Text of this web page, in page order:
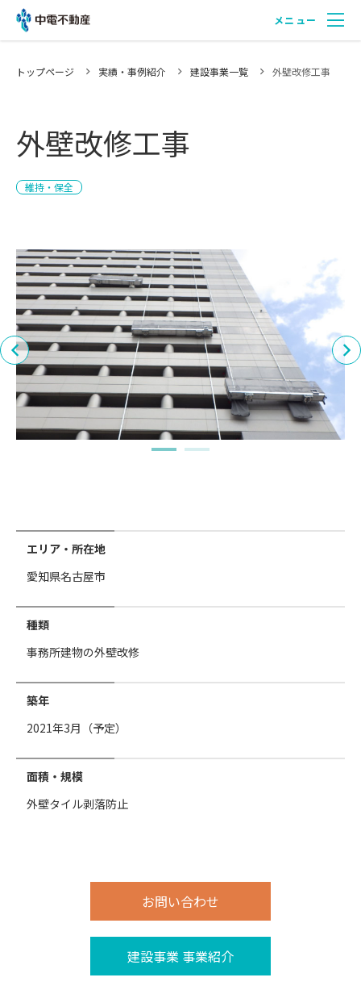
中電不動産について
事業紹介
実績・事例紹介
会社紹介
採用情報
メニュー
トップページ 実績・事例紹介 建設事業一覧 外壁改修工事
外壁改修工事
維持・保全
エリア・所在地
愛知県名古屋市
種類
事務所建物の外壁改修
築年
2021年3月（予定）
面積・規模
外壁タイル剥落防止
お問い合わせ
建設事業 事業紹介